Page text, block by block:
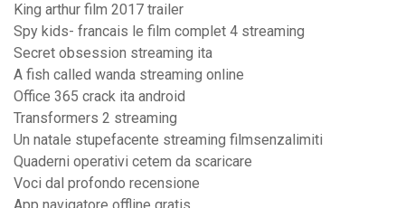
King arthur film 2017 trailer
Spy kids- francais le film complet 4 streaming
Secret obsession streaming ita
A fish called wanda streaming online
Office 365 crack ita android
Transformers 2 streaming
Un natale stupefacente streaming filmsenzalimiti
Quaderni operativi cetem da scaricare
Voci dal profondo recensione